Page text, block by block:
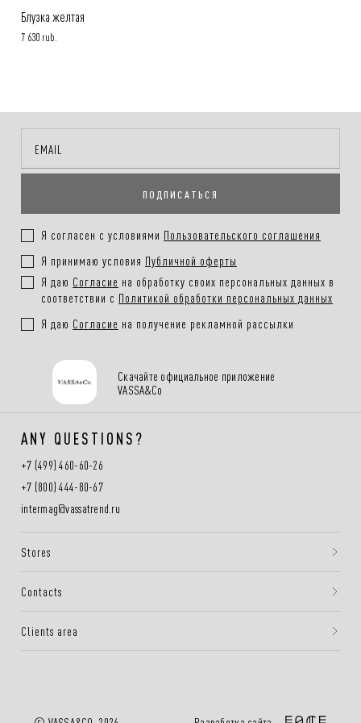
Блузка желтая
7 630 rub.
ПОДПИСАТЬСЯ
Я согласен с условиями Пользовательского соглашения
Я принимаю условия Публичной оферты
Я даю Согласие на обработку своих персональных данных в
соответствии с Политикой обработки персональных данных
Я даю Согласие на получение рекламной рассылки
Скачайте официальное приложение
VASSA&Co
ANY QUESTIONS?
+7 (499) 460-60-26
+7 (800) 444-80-67
intermag@vassatrend.ru
Stores
Contacts
Clients area